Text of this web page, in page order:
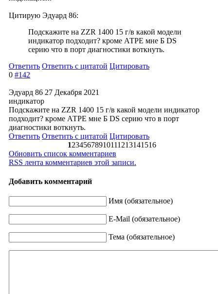
Цитирую Эдуард 86:
Подскажите на ZZR 1400 15 г/в какой модели
индикатор подходит? кроме АТРЕ мне Б DS
серию что в порт диагностики воткнуть.
Ответить Ответить с цитатой Цитировать
0 #142
Эдуард 86 27 Декабря 2021
индикатор
Подскажите на ZZR 1400 15 г/в какой модели индикатор
подходит? кроме АТРЕ мне Б DS серию что в порт
диагностики воткнуть.
Ответить Ответить с цитатой Цитировать
12345678910111213141516
Обновить список комментариев
RSS лента комментариев этой записи.
Добавить комментарий
Имя (обязательное)
E-Mail (обязательное)
Тема (обязательное)